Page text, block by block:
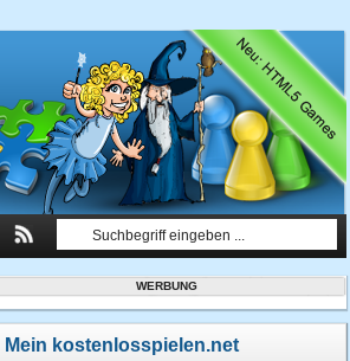
WERBUNG
Mein kostenlosspielen.net